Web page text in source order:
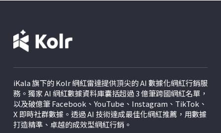
iKala 旗下的 Kolr 網紅雷達提供頂尖的 AI 數據化網紅行銷服
務。獨家 AI 網紅數據資料庫囊括超過 3 億筆跨國網紅名單，
以及破億筆 Facebook、YouTube、Instagram、TikTok、
X 即時社群數據。透過 AI 技術達成最佳化網紅推薦，用數據
打造精準、卓越的成效型網紅行銷。